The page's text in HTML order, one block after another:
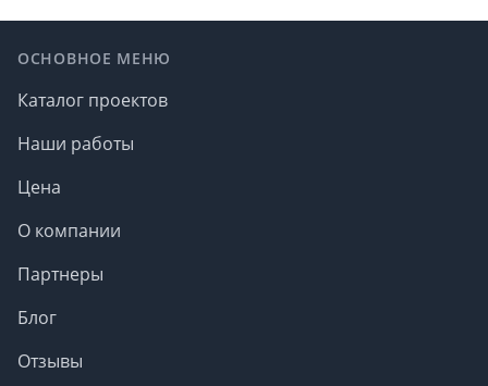
ОСНОВНОЕ МЕНЮ
Каталог проектов
Наши работы
Цена
О компании
Партнеры
Блог
Отзывы